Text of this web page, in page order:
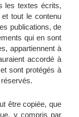
les textes écrits,
tout le contenu
publications, de
qui en sont
appartiennent à
accordé à
sont protégés à
être copiée, que
y compris par